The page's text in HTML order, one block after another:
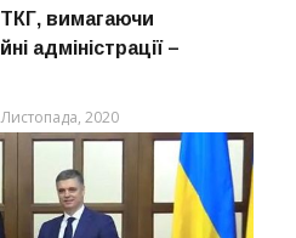
ТКГ, вимагаючи
адміністрації –
2020